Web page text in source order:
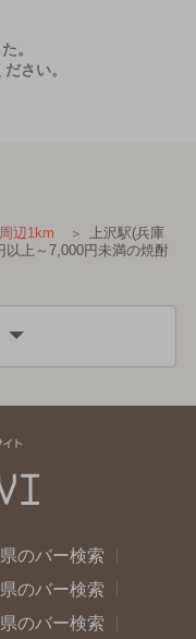
。
さい。
辺1km
上沢駅(兵庫
以上～7,000円未満の焼酎
のバー検索
のバー検索
のバー検索